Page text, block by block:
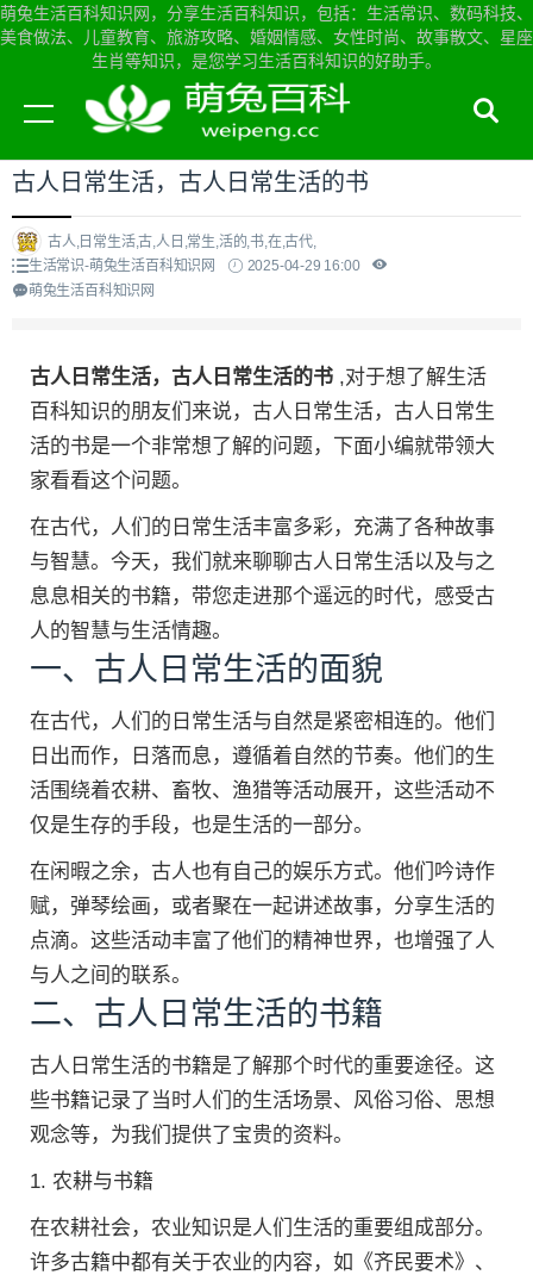
萌兔生活百科知识网，分享生活百科知识，包括：生活常识、数码科技、
美食做法、儿童教育、旅游攻略、婚姻情感、女性时尚、故事散文、星座
生肖等知识，是您学习生活百科知识的好助手。
当前位置： 萌兔生活百科知识网首页>生活常识
古人日常生活，古人日常生活的书
古人,日常生活,古,人日,常生,活的,书,在,古代,
生活常识-萌兔生活百科知识网
2025-04-29 16:00
萌兔生活百科知识网
古人日常生活，古人日常生活的书 ,对于想了解生活
百科知识的朋友们来说，古人日常生活，古人日常生
活的书是一个非常想了解的问题，下面小编就带领大
家看看这个问题。
在古代，人们的日常生活丰富多彩，充满了各种故事
与智慧。今天，我们就来聊聊古人日常生活以及与之
息息相关的书籍，带您走进那个遥远的时代，感受古
人的智慧与生活情趣。
一、古人日常生活的面貌
在古代，人们的日常生活与自然是紧密相连的。他们
日出而作，日落而息，遵循着自然的节奏。他们的生
活围绕着农耕、畜牧、渔猎等活动展开，这些活动不
仅是生存的手段，也是生活的一部分。
在闲暇之余，古人也有自己的娱乐方式。他们吟诗作
赋，弹琴绘画，或者聚在一起讲述故事，分享生活的
点滴。这些活动丰富了他们的精神世界，也增强了人
与人之间的联系。
二、古人日常生活的书籍
古人日常生活的书籍是了解那个时代的重要途径。这
些书籍记录了当时人们的生活场景、风俗习俗、思想
观念等，为我们提供了宝贵的资料。
1. 农耕与书籍
在农耕社会，农业知识是人们生活的重要组成部分。
许多古籍中都有关于农业的内容，如《齐民要术》、